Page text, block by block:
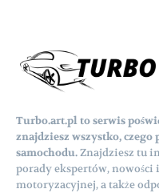
Turbo.art.pl to serwis
znajdziesz wszystko, czego
samochodu.Znajdziesz tu
porady ekspertów, nowości
motoryzacyjnej, a także